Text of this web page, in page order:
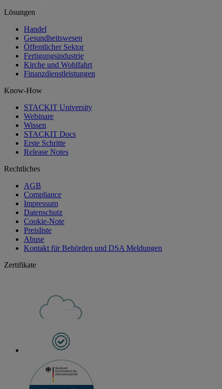
Lösungen
Handel
Gesundheitswesen
Öffentlicher Sektor
Fertigungsindustrie
Kirche und Wohlfahrt
Finanzdienstleistungen
Know-How
STACKIT University
Webinare
Wissen
STACKIT Docs
Erste Schritte
Release Notes
Rechtliches
AGB
Compliance
Impressum
Datenschutz
Cookie-Note
Preisliste
Abuse
Kontakt für Behörden und DSA Meldungen
Zertifikate